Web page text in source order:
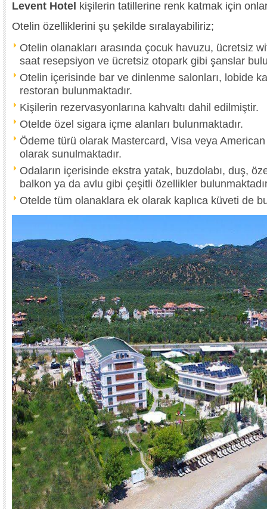
Levent Hotel kişilerin tatillerine renk katmak için
Otelin özelliklerini şu şekilde sıralayabiliriz;
Otelin olanakları arasında çocuk havuzu, ücretsiz
saat resepsiyon ve ücretsiz otopark gibi şanslar
Otelin içerisinde bar ve dinlenme salonları, lobide
restoran bulunmaktadır.
Kişilerin rezervasyonlarına kahvaltı dahil edilmiştir.
Otelde özel sigara içme alanları bulunmaktadır.
Ödeme türü olarak Mastercard, Visa veya
olarak sunulmaktadır.
Odaların içerisinde ekstra yatak, buzdolabı, duş,
balkon ya da avlu gibi çeşitli özellikler
Otelde tüm olanaklara ek olarak kaplıca küveti de